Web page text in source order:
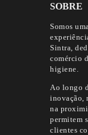
SOBRE
Somos
Sintra,
comércio
higiene.
Ao longo
inovação,
na
permitem
clientes